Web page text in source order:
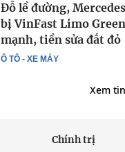
Ô TÔ - XE MÁY
Đỗ lề đường,
bị VinFast Limo
mạnh, tiền sửa đắt đỏ
Xem
Chính trị